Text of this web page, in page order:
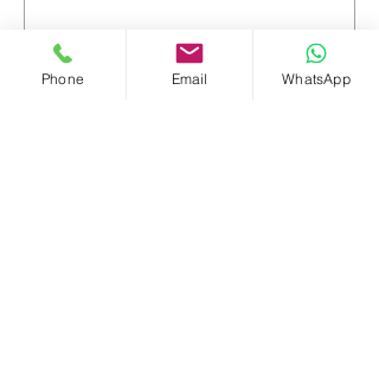
Email
Phone Email WhatsApp